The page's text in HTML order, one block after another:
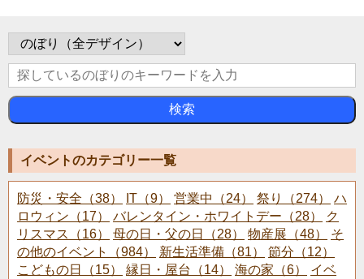
検索
イベントのカテゴリー一覧
防災・安全（38） IT（9） 営業中（24） 祭り（274）
ハ
ロウィン（17）
バレンタイン・ホワイトデー（28）
ク
リスマス（16）
母の日・父の日（28） 物産展（48）
そ
の他のイベント（984）
新生活準備（81）
節分（12）
こどもの日（15）
縁日・屋台（14） 海の家（6）
イベ